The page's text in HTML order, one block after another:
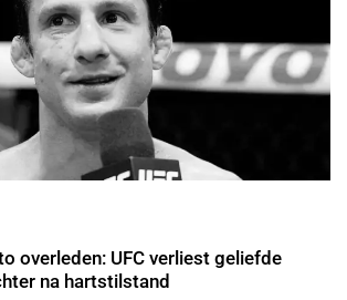
overleden: UFC verliest geliefde
na hartstilstand